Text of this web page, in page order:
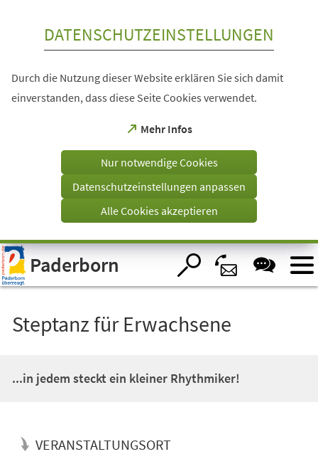
Visuelle
Assistenzsoftware
öffnen.
DATENSCHUTZEINSTELLUNGEN
Durch die Nutzung dieser Website erklären Sie sich damit
einverstanden, dass diese Seite Cookies verwendet.
Mehr Infos
(Öffnet
einem
Tab)
Nur notwendige Cookies
Datenschutzeinstellungen anpassen
Alle Cookies akzeptieren
Paderborn
Steptanz für Erwachsene
...in jedem steckt ein kleiner Rhythmiker!
VERANSTALTUNGSORT